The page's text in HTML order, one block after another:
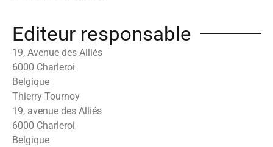
Editeur responsable
19, Avenue des Alliés
6000 Charleroi
Belgique
Thierry Tournoy
19, avenue des Alliés
6000 Charleroi
Belgique